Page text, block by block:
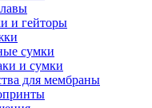
и гейторы
сумки
и сумки
для мембраны